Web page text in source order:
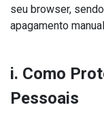
seu browser,
apagamento
i. Como
Pessoais